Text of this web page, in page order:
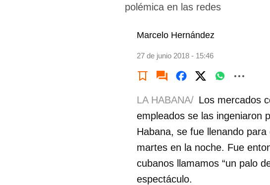
polémica en las redes
Marcelo Hernández
27 de junio 2018 - 15:46
LA HABANA/ Los mercados
empleados se las ingeniaron
Habana, se fue llenando
martes en la noche. Fue
cubanos llamamos “un palo
espectáculo.